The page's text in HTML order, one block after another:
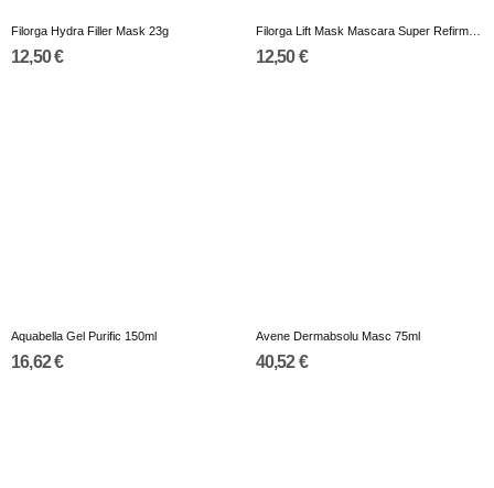
Filorga Hydra Filler Mask 23g
12,50 €
Filorga Lift Mask Mascara Super Refirm 14Ml
12,50 €
Aquabella Gel Purific 150ml
16,62 €
Avene Dermabsolu Masc 75ml
40,52 €